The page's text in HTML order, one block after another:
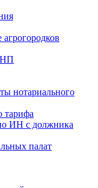
нотариального
тарифа
ИН с должника
палат